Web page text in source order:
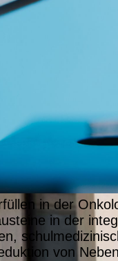
in der
in der
von